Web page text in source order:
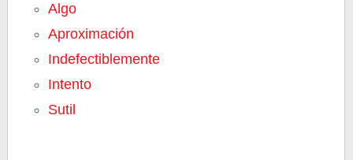
Algo
Aproximación
Indefectiblemente
Intento
Sutil